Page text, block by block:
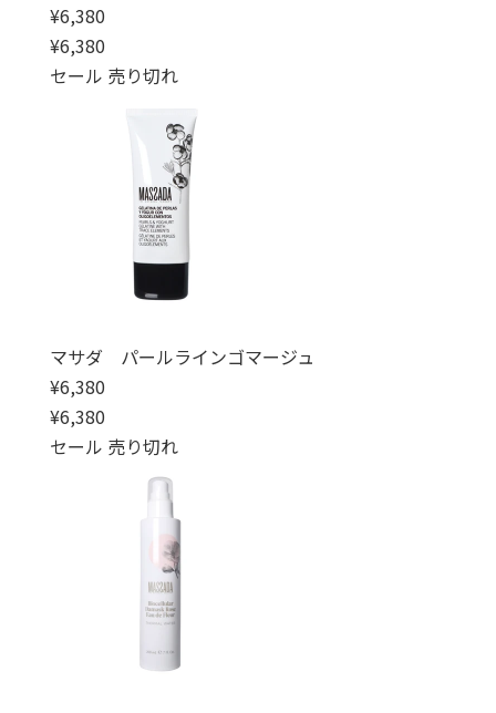
通常価格
¥6,380
通常価格
セール価格
¥6,380
セール 売り切れ
マサダ パールラインゴマージュ
通常価格
¥6,380
通常価格
セール価格
¥6,380
セール 売り切れ